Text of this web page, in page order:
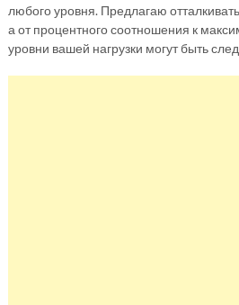
любого уровня. Предлагаю
а от процентного соотношения к
уровни вашей нагрузки могут быть